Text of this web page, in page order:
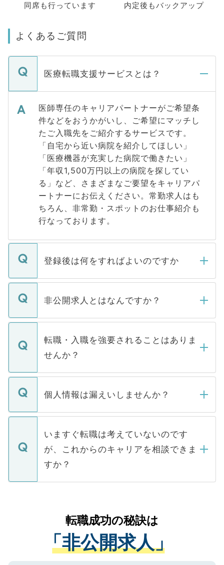
同席も行っています
内定後もバックアップ
よくあるご質問
医療転職支援サービスとは？
医師専任のキャリアパートナーがご希望条
件などをおうかがいし、ご希望にマッチし
たご入職先をご紹介するサービスです。
「自宅から近い病院を紹介してほしい」
「医療機器が充実した病院で働きたい」
「年収1,500万円以上の病院を探してい
る」など、さまざまなご要望をキャリアパ
ートナーにお伝えください。常勤求人はも
ちろん、非常勤・スポットのお仕事紹介も
行なっております。
登録後は何をすればよいのですか
ご登録いただきましたら、弊社担当者がご
登録内容を確認し、その後メールもしくは
ます。通常、5営業日以内にはご連絡をせて
いただきますので、しばらくお待ちくださ
い。
非公開求人とはなんですか？
マイナビDOCTORで取り扱っている求人の
うち約3割は、Webサイトからご覧いただ
けない「非公開求人」です。非公開求人は
下記の理由によって、一般には公開してい
ません。
■応募殺到を避けるため 人気のある医療機
関を公にしてしまうと、応募が殺到する場
に、医療機関が求める条件に合った人材の
みを人材紹介会社に依頼するケースが増え
ています。
転職・入職を強要されることはありま
せんか？
転職・入職を強要することは一切ありませ
ん。また、仮に応募先から内定をいただい
定を承諾する必要はありません。内定先へ
の辞退の連絡はキャリアパートナーが行い
ますので、ご安心ください。
個人情報は漏えいしませんか？
個人情報が漏えいすることはありませんの
で、ご安心ください。当サイトからの登録
などで収集したご登録者様の個人情報は、
ご本人のキャリアアップおよび転職活動の
支援を目的に使用いたします。お預かりし
ているすべての個人データはご本人の許可
は、個人情報の取り扱いについての厳密な
管理基準を満たした事業者のみに付与され
る、プライバシーマークを取得済みです。
ご登録いただいた個人情報は、SSL（デー
いますぐ転職は考えていないのです
が、これからのキャリアを相談できま
すか？
かがいして、現在の医療機関の状況や紹介
経験をまじえながら、適切なアドバイスを
させていただきます。すぐにご転職をされ
ない方には、長期的なサポートが可能です
転職成功の秘訣は
「非公開求人」